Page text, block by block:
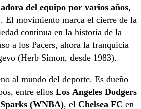
del equipo por varios años,
El movimiento marca el cierre de la
continua en la historia de la
a los Pacers, ahora la franquicia
(Herb Simon, desde 1983).
al mundo del deporte. Es dueño
entre ellos Los Angeles Dodgers
(WNBA), el Chelsea FC en